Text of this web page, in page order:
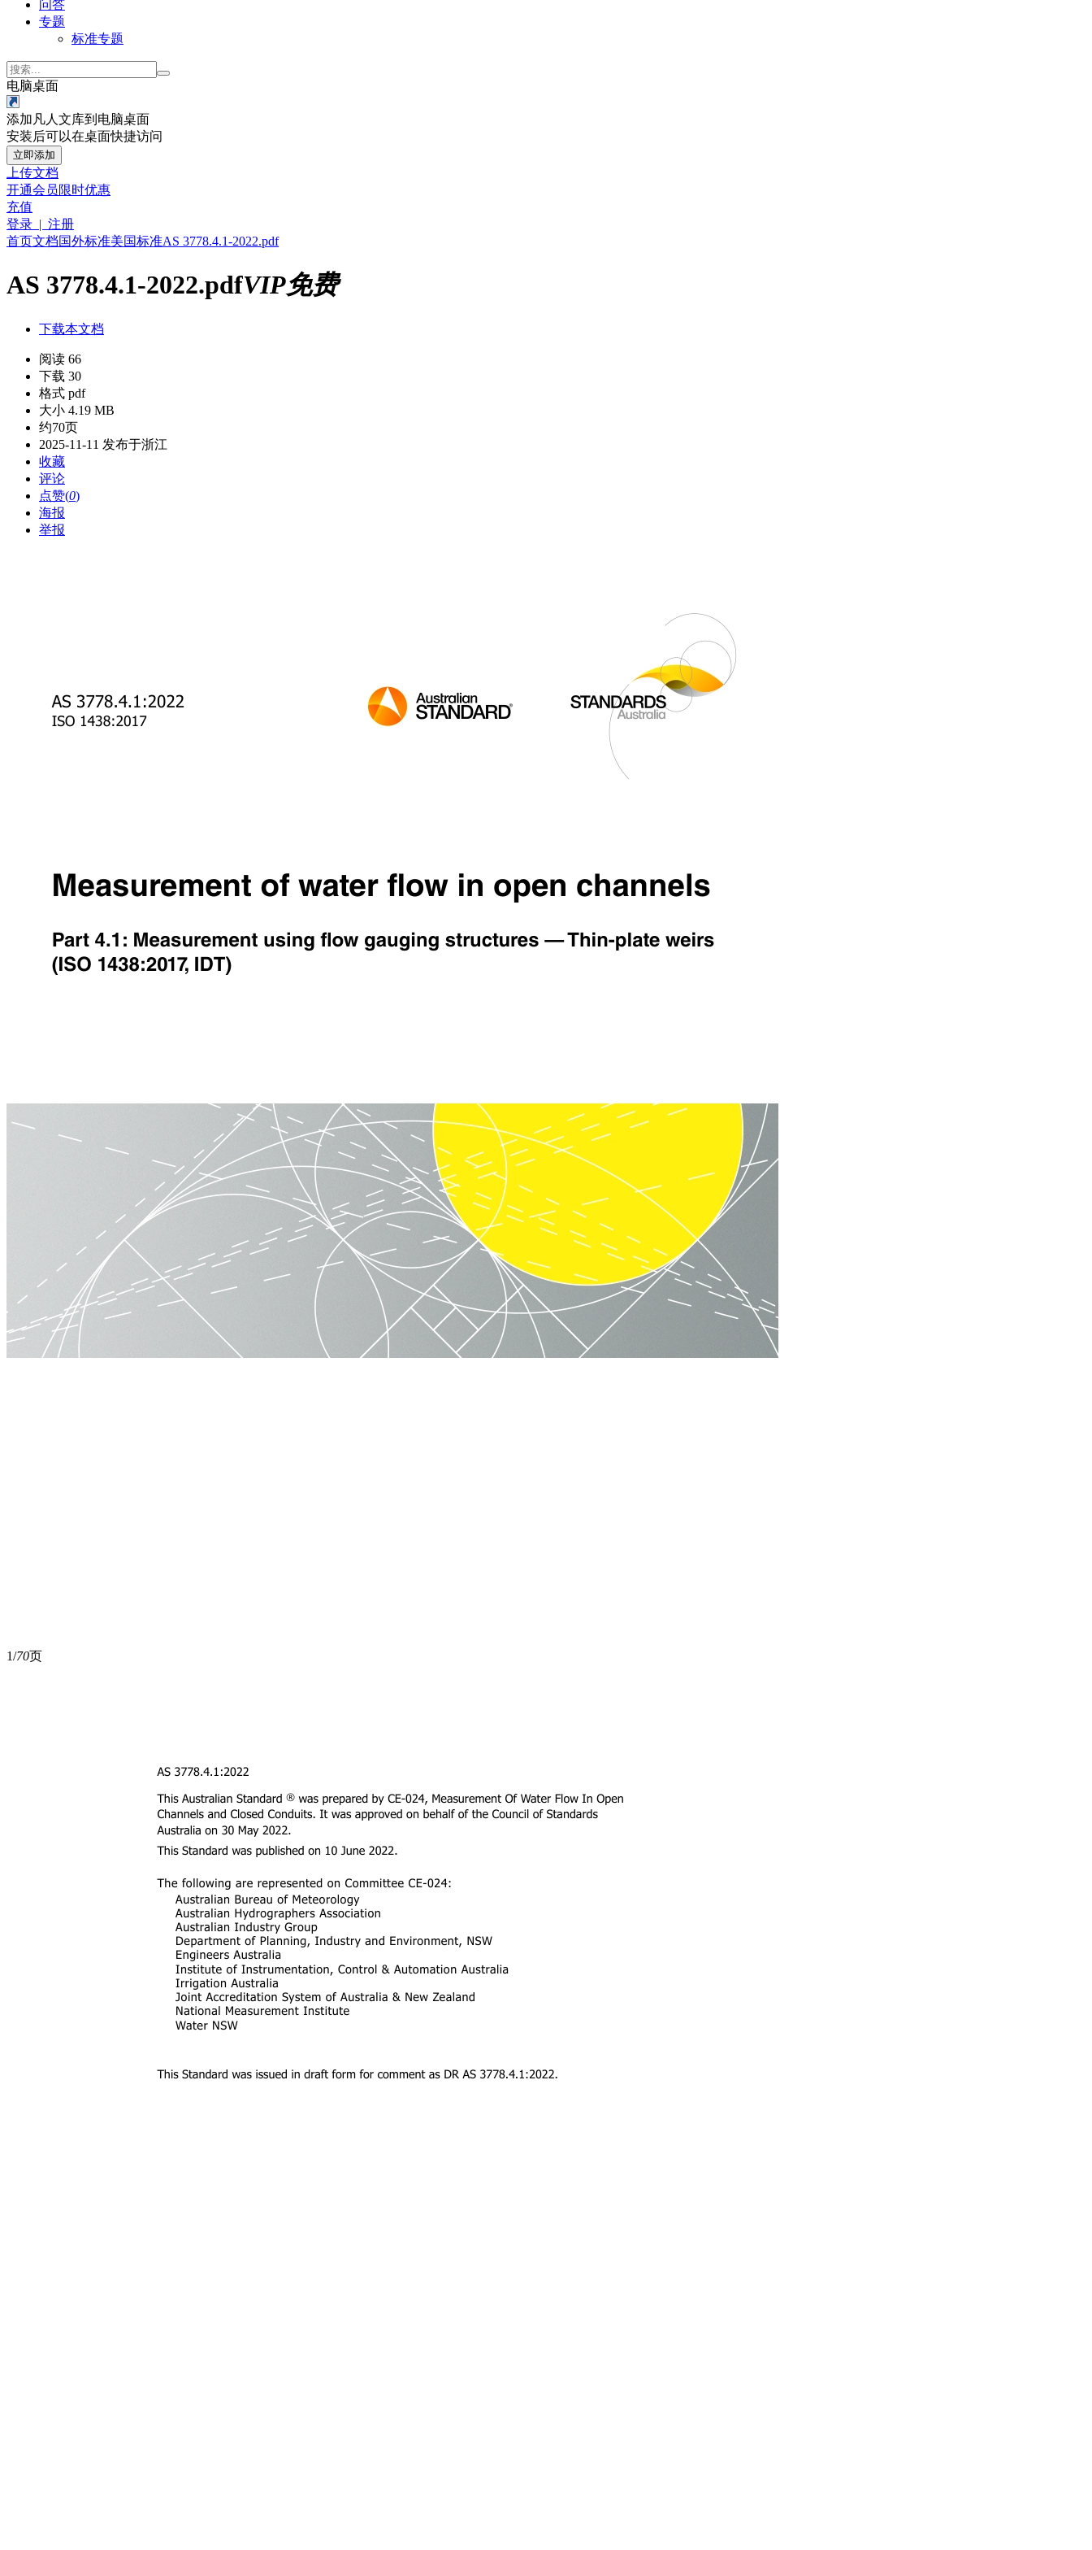
问答
专题
标准专题
电脑桌面
添加凡人文库到电脑桌面
安装后可以在桌面快捷访问
立即添加
上传文档
开通会员限时优惠
充值
登录 | 注册
首页文档国外标准美国标准AS 3778.4.1-2022.pdf
AS 3778.4.1-2022.pdfVIP免费
下载本文档
阅读 66
下载 30
格式 pdf
大小 4.19 MB
约70页
2025-11-11 发布于浙江
收藏
评论
点赞(0)
海报
举报
1/70页